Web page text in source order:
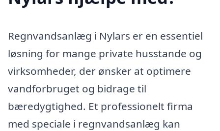
Regnvandsanlæg i Nylars er en essentiel
løsning for mange private husstande og
virksomheder, der ønsker at optimere
vandforbruget og bidrage til
bæredygtighed. Et professionelt firma
med speciale i regnvandsanlæg kan